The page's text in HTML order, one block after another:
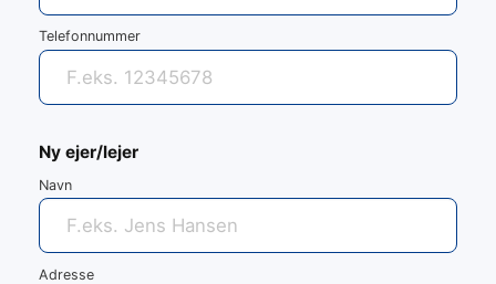
Telefonnummer
Ny ejer/lejer
Navn
Adresse